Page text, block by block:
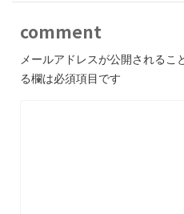
comment
メールアドレスが公開されるこ
る欄は必須項目です